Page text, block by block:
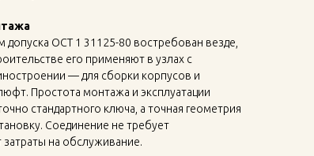
ОСТ 1 31125-80 востребован везде,
его применяют в узлах с
— для сборки корпусов и
Простота монтажа и эксплуатации
стандартного ключа, а точная геометрия
Соединение не требует
на обслуживание.